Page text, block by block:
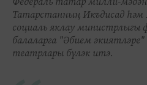
Татарстанның Икъдисад
социаль яклау министрлыгы
балаларга "Әбием
театрлары бүләк итә.